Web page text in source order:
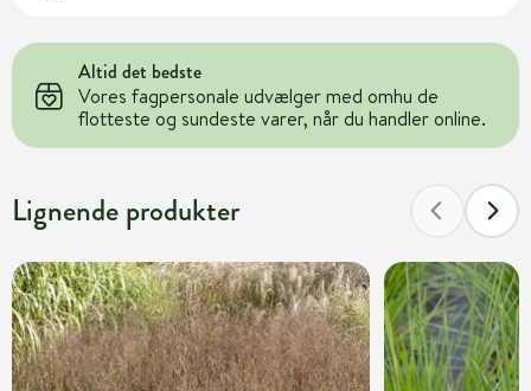
Altid det bedste
Vores fagpersonale udvælger med omhu de
flotteste og sundeste varer, når du handler online.
Lignende produkter